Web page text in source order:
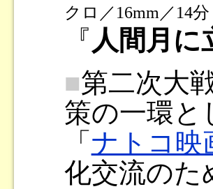
クロ／16mm／14分
『 人間月に
■第二次大
策の一環と
「 ナトコ映
化交流のた